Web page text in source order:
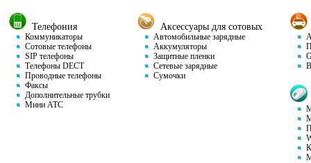
Телефония
Коммуникаторы
Сотовые телефоны
SIP телефоны
Телефоны DECT
Проводные телефоны
Факсы
Дополнительные трубки
Мини АТС
Аксессуары для сотовых
Автомобильные зарядные
Аккумуляторы
Защитные пленки
Сетевые зарядные
Сумочки